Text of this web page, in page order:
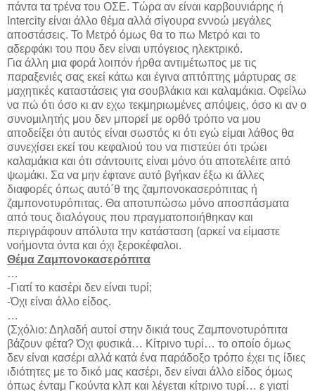
πάντα τα τρένα του ΟΣΕ. Τώρα αν είναι καρβουνιάρης ή
Intercity είναι άλλο θέμα αλλά σίγουρα εννοώ μεγάλες
αποστάσεις. Το Μετρό όμως θα το πω Μετρό και το
αδερφάκι του που δεν είναι υπόγειος ηλεκτρικό.
Για άλλη μια φορά λοιπόν ήρθα αντιμέτωπος με τις
παραξενιές σας εκεί κάτω και έγινα απτόπτης μάρτυρας σε
μαχητικές καταστάσεις για σουβλάκια και καλαμάκια. Οφείλω
να πώ ότι όσο κι αν εχω τεκμηριωμένες απόψεις, όσο κι αν ο
συνομιλητής μου δεν μπορεί με ορθό τρόπο να μου
αποδείξει ότι αυτός είναι σωστός κι ότι εγώ είμαι λάθος θα
συνεχίσει εκεί του κεφαλιού του να πιστεύει ότι τρώει
καλαμάκια και ότι σάντουιτς είναι μόνο ότι αποτελέιτε από
ψωμάκι. Σα να μην έφτανε αυτό βγήκαν έξω κι άλλες
διαφορές όπως αυτό΄θ της ζαμπονοκασερόπιτας ή
ζαμπονοτυρόπιτας. Θα αποτυπώσω μόνο αποσπάσματα
από τους διαλόγους που πραγματοποιήθηκαν και
περιγράφουν απόλυτα την κατάσταση (αρκεί να είμαστε
νοήμοντα όντα και όχι ξεροκέφαλοι.
Θέμα Ζαμπονοκασερόπιτα
…
-Γιατί το κασέρι δεν είναι τυρί;
-Όχι είναι άλλο είδος.
…
(Σχόλιο: Δηλαδή αυτοί στην δικιά τους Ζαμπονοτυρόπιτα
βάζουν φέτα? Όχι φυσικά… Κίτρινο τυρί… το οποίο όμως
δεν είναι κασέρι αλλά κατά ένα παράδοξο τρόπο έχει τις ίδιες
ιδιότητες με το δικό μας κασέρι, δεν είναι άλλο είδος όμως
όπως ένταμ Γκούντα κλπ και λέγεται κίτρινο τυρί… ε γιατί